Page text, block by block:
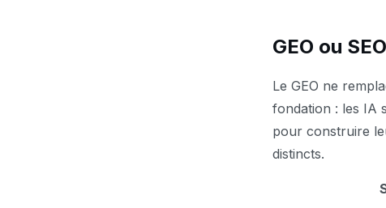
GEO ou
Le GEO ne
fondation : les IA
pour construire
distincts.